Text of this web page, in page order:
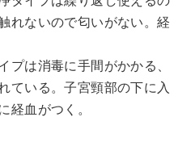
れないので匂いがない。経
プは消毒に手間がかかる、
ている。子宮頸部の下に入
経血がつく。